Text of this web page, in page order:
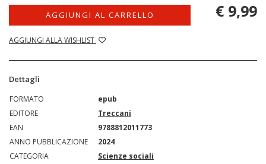
AGGIUNGI AL CARRELLO
AGGIUNGI ALLA WISHLIST
€ 9,99
Dettagli
FORMATO
epub
EDITORE
Treccani
EAN
9788812011773
ANNO PUBBLICAZIONE
2024
CATEGORIA
Scienze sociali